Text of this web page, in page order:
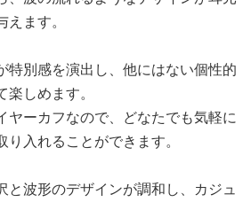
ます。
特別感を演出し、他にはない個性的
しめます。
ヤーカフなので、どなたでも気軽に
入れることができます。
と波形のデザインが調和し、カジュ